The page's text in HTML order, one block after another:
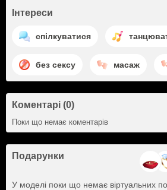
Інтереси
спілкуватися
без сексу масаж
Коментарі (0)
Поки що немає коментарів
Подарунки
У моделі поки що немає віртуальних